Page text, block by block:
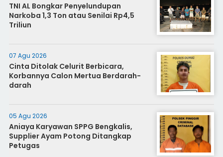
TNI AL Bongkar Penyelundupan
Narkoba 1,3 Ton atau Senilai Rp4,5
Triliun
07 Agu 2026
Cinta Ditolak Celurit Berbicara,
Korbannya Calon Mertua Berdarah-
darah
05 Agu 2026
Aniaya Karyawan SPPG Bengkalis,
Supplier Ayam Potong Ditangkap
Petugas